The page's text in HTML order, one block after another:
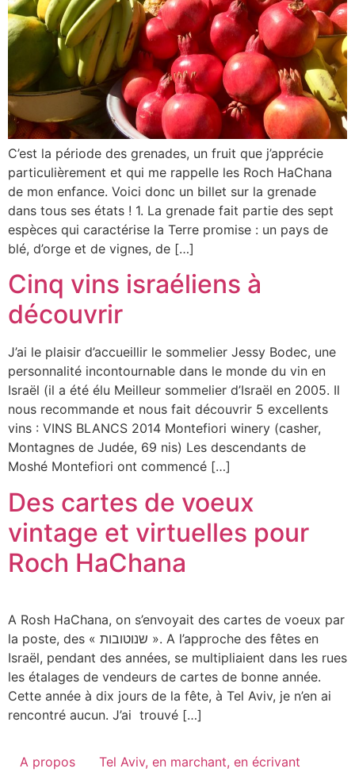
C’est la période des grenades, un fruit que j’apprécie
particulièrement et qui me rappelle les Roch HaChana
de mon enfance. Voici donc un billet sur la grenade
dans tous ses états ! 1. La grenade fait partie des sept
espèces qui caractérise la Terre promise : un pays de
blé, d’orge et de vignes, de […]
Cinq vins israéliens à
découvrir
J’ai le plaisir d’accueillir le sommelier Jessy Bodec, une
personnalité incontournable dans le monde du vin en
Israël (il a été élu Meilleur sommelier d’Israël en 2005. Il
nous recommande et nous fait découvrir 5 excellents
vins : VINS BLANCS 2014 Montefiori winery (casher,
Montagnes de Judée, 69 nis) Les descendants de
Moshé Montefiori ont commencé […]
Des cartes de voeux
vintage et virtuelles pour
Roch HaChana
A Rosh HaChana, on s’envoyait des cartes de voeux par
la poste, des « שנוטובות ». A l’approche des fêtes en
Israël, pendant des années, se multipliaient dans les rues
les étalages de vendeurs de cartes de bonne année.
Cette année à dix jours de la fête, à Tel Aviv, je n’en ai
rencontré aucun. J’ai trouvé […]
A propos Tel Aviv, en marchant, en écrivant